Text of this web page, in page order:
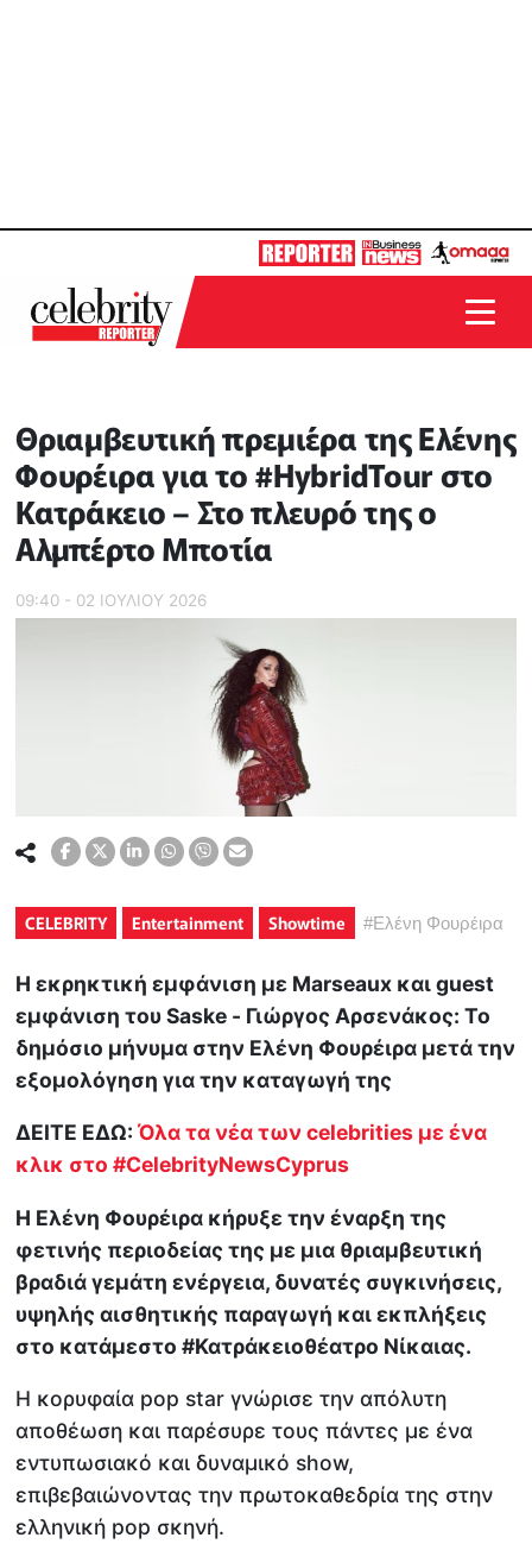
Θριαμβευτική πρεμιέρα της Ελένης
Φουρέιρα για το #HybridTour στο
Κατράκειο – Στο πλευρό της ο
Αλμπέρτο Μποτία
09:40 - 02 ΙΟΥΛΙΟΥ 2026
CELEBRITY Entertainment Showtime #Ελένη Φουρέιρα
Η εκρηκτική εμφάνιση με Marseaux και guest
εμφάνιση του Saske - Γιώργος Αρσενάκος: Το
δημόσιο μήνυμα στην Ελένη Φουρέιρα μετά την
εξομολόγηση για την καταγωγή της
ΔΕΙΤΕ ΕΔΩ:Όλα τα νέα των celebrities με ένα
κλικ στο #CelebrityNewsCyprus
Η Ελένη Φουρέιρα κήρυξε την έναρξη της
φετινής περιοδείας της με μια θριαμβευτική
βραδιά γεμάτη ενέργεια, δυνατές συγκινήσεις,
υψηλής αισθητικής παραγωγή και εκπλήξεις
στο κατάμεστο #Κατράκειοθέατρο Νίκαιας.
Η κορυφαία pop star γνώρισε την απόλυτη
αποθέωση και παρέσυρε τους πάντες με ένα
εντυπωσιακό και δυναμικό show,
επιβεβαιώνοντας την πρωτοκαθεδρία της στην
ελληνική pop σκηνή.